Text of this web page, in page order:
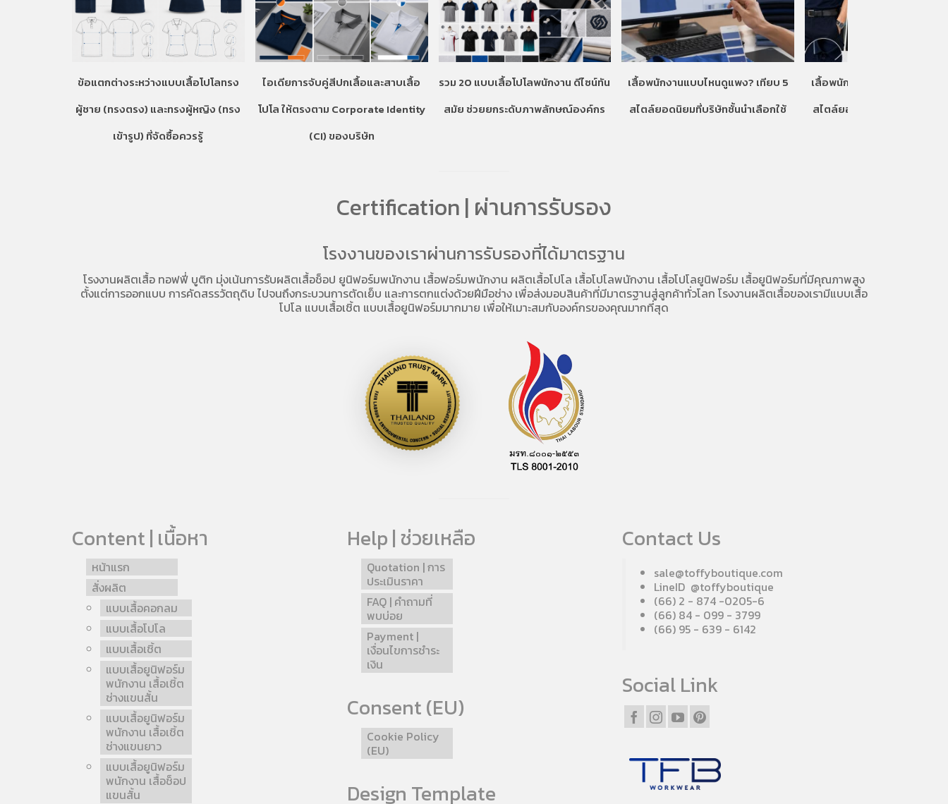
ข้อแตกต่างระหว่างแบบเสื้อโปโลทรง
ผู้ชาย (ทรงตรง) และทรงผู้หญิง (ทรง
เข้ารูป) ที่จัดซื้อควรรู้
ไอเดียการจับคู่สีปกเสื้อและสาบเสื้อ
โปโล ให้ตรงตาม Corporate Identity
(CI) ของบริษัท
รวม 20 แบบเสื้อโปโลพนักงาน ดีไซน์ทัน
สมัย ช่วยยกระดับภาพลักษณ์องค์กร
เสื้อพนักงานแบบไหนดูแพง? เทียบ 5
สไตล์ยอดนิยมที่บริษัทชั้นนำเลือกใช้
เสื้อพนักงานแบบไหนดูแพง? เ
สไตล์ยอดนิยมที่บริษัทชั้นนำเ
Certification | ผ่านการรับรอง
โรงงานของเราผ่านการรับรองที่ได้มาตรฐาน
โรงงานผลิตเสื้อ ทอฟฟี่ บูติก มุ่งเน้นการรับผลิตเสื้อช็อป ยูนิฟอร์มพนักงาน เสื้อฟอร์มพนักงาน ผลิตเสื้อโปโล เสื้อโปโลพนักงาน เสื้อโปโลยูนิฟอร์ม เสื้อยูนิฟอร์มที่มีคุณภาพสูง
ตั้งแต่การออกแบบ การคัดสรรวัตถุดิบ ไปจนถึงกระบวนการตัดเย็บ และการตกแต่งด้วยฝีมือช่าง เพื่อส่งมอบสินค้าที่มีมาตรฐานสู่ลูกค้าทั่วโลก โรงงานผลิตเสื้อของเรามีแบบเสื้อ
โปโล แบบเสื้อเชิ้ต แบบเสื้อยูนิฟอร์มมากมาย เพื่อให้เมาะสมกับองค์กรของคุณมากที่สุด
Content | เนื้อหา
หน้าแรก
สั่งผลิต
แบบเสื้อคอกลม
แบบเสื้อโปโล
แบบเสื้อเชิ้ต
แบบเสื้อยูนิฟอร์ม
พนักงาน เสื้อเชิ้ต
ช่างแขนสั้น
แบบเสื้อยูนิฟอร์ม
พนักงาน เสื้อเชิ้ต
ช่างแขนยาว
แบบเสื้อยูนิฟอร์ม
พนักงาน เสื้อช็อป
แขนสั้น
Help | ช่วยเหลือ
Quotation | การ
ประเมินราคา
FAQ | คำถามที่
พบบ่อย
Payment |
เงื่อนไขการชำระ
เงิน
Consent (EU)
Cookie Policy
(EU)
Design Template
Contact Us
sale@toffyboutique.com
LineID @toffyboutique
(66) 2 - 874 -0205-6
(66) 84 - 099 - 3799
(66) 95 - 639 - 6142
Social Link